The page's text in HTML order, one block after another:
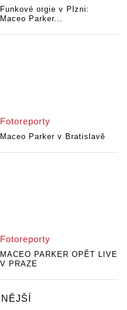
Funkové orgie v Plzni:
Maceo Parker...
Fotoreporty
Maceo Parker v Bratislavě
Fotoreporty
MACEO PARKER OPĚT LIVE
V PRAZE